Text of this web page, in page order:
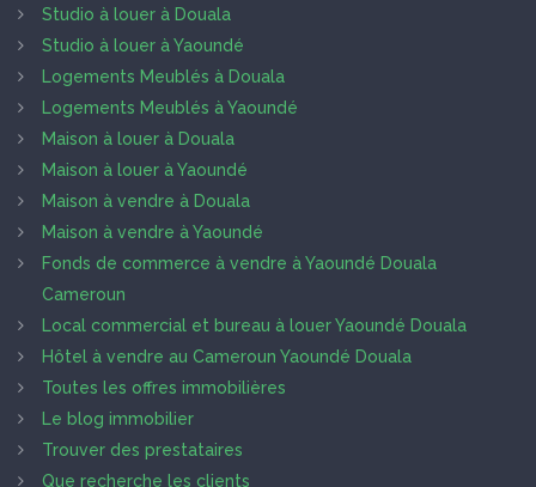
Studio à louer à Douala
Studio à louer à Yaoundé
Logements Meublés à Douala
Logements Meublés à Yaoundé
Maison à louer à Douala
Maison à louer à Yaoundé
Maison à vendre à Douala
Maison à vendre à Yaoundé
Fonds de commerce à vendre à Yaoundé Douala
Cameroun
Local commercial et bureau à louer Yaoundé Douala
Hôtel à vendre au Cameroun Yaoundé Douala
Toutes les offres immobilières
Le blog immobilier
Trouver des prestataires
Que recherche les clients